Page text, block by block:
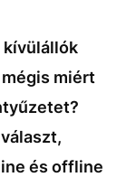
kívülállók
miért
és offline